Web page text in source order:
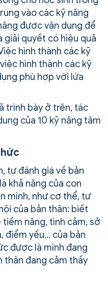
vào các kỹ năng
được vận dụng để
quyết có hiệu quả
hình thành các kỹ
hình thành các kỹ
phù hợp với lứa
trình bày ở trên, tác
của 10 kỹ năng tâm
tự đánh giá về bản
khả năng của con
mình, như cơ thể, tư
của bản thân: biết
tiềm năng, tình cảm, sở
điểm yếu… của bản
được là mình đang
thân đang cảm thấy